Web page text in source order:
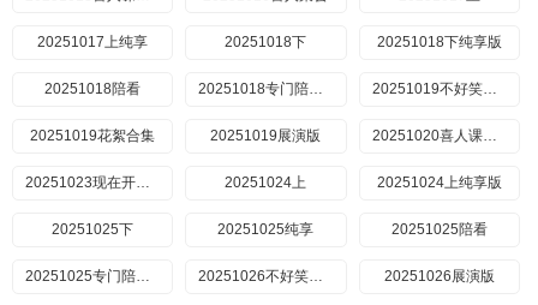
20251017上纯享 20251018下 20251018下纯享版
20251018陪看 20251018专门陪你看 20251019不好笑惩罚室
20251019花絮合集 20251019展演版 20251020喜人课间游戏时间
20251023现在开始喜人聚会 20251024上 20251024上纯享版
20251025下 20251025纯享 20251025陪看
20251025专门陪你看 20251026不好笑惩罚室 20251026展演版